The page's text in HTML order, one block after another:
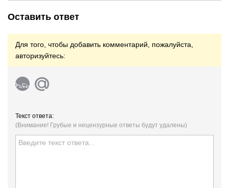
Оставить ответ
Для того, чтобы добавить комментарий, пожалуйста,
авторизуйтесь:
Текст ответа:
(Внимание! Грубые и нецензурные ответы будут удалены)